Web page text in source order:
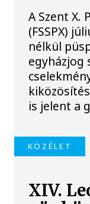
A Szent X.
(FSSPX)
nélkül
egyházjog
is jelent a
KÖZÉLET
XIV.